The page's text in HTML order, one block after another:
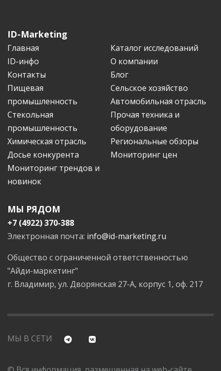
ID-Marketing
Главная
Каталог исследований
ID-инфо
О компании
Контакты
Блог
Пищевая
промышленность
Сельское хозяйство
Автомобильная отрасль
Стекольная
промышленность
Прочая техника и
оборудование
Химическая отрасль
Региональные обзоры
Досье конкурента
Мониторинг цен
Мониторинг трендов и
новинок
МЫ РЯДОМ
+7 (4922) 370-388
Электронная почта: info@id-marketing.ru
Общество с ограниченной ответственностью
"Айди-маркетинг"
г. Владимир, ул. Дворянская 27-А, корпус 1, оф. 217
МЫ В СЕТИ